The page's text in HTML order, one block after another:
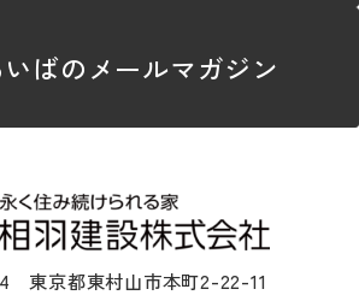
いばのメールマガジン
東京都東村山市本町2-22-11